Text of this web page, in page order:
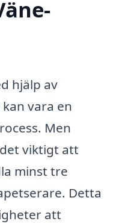
hjälp av
vara en
Men
viktigt att
minst tre
Detta
att